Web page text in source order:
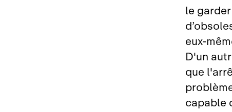
le
D'un
que
capable